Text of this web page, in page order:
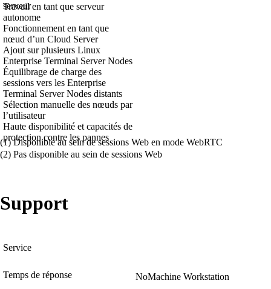
serveur
Travail en tant que serveur
autonome
Fonctionnement en tant que
nœud d’un Cloud Server
Ajout sur plusieurs Linux
Enterprise Terminal Server Nodes
Équilibrage de charge des
sessions vers les Enterprise
Terminal Server Nodes distants
Sélection manuelle des nœuds par
l’utilisateur
Haute disponibilité et capacités de
protection contre les pannes
(1) Disponible au sein de sessions Web en mode WebRTC
(2) Pas disponible au sein de sessions Web
Support
Service
Temps de réponse
NoMachine Workstation